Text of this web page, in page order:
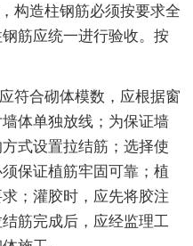
造柱钢筋必须按要求全
筋应统一进行验收。按
合砌体模数，应根据窗
体单独放线；为保证墙
式设置拉结筋；选择使
保证植筋牢固可靠；植
；灌胶时，应先将胶注
筋完成后，应经监理工